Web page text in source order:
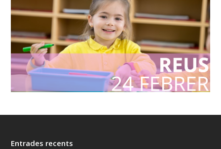
Entrades recents